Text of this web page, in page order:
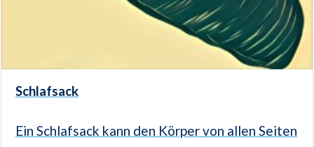
Schlafsack
Ein Schlafsack kann den Körper von allen Seiten